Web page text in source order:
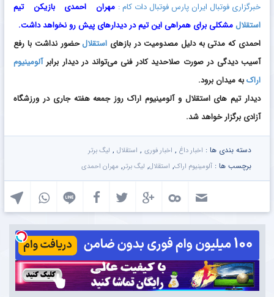
خبرگزاری فوتبال ایران پارس فوتبال دات کام : مهران احمدی بازیکن تیم
استقلال مشکلی برای همراهی این تیم در دیدارهای پیش رو نخواهد داشت.
احمدی که مدتی به دلیل مصدومیت در بازهای استقلالحضور نداشت با رفع
آسیب دیدگی در صورت صلاحدید کادر فنی می‌تواند در دیدار برابرآلومینیوم
اراکبه میدان برود.
دیدار تیم های استقلال و آلومینیوم اراک روز جمعه هفته جاری در ورزشگاه
آزادی برگزار خواهد شد.
دسته بندی ها : اخبار داغ , اخبار فوری , استقلال , لیگ برتر
برچسب ها : آلومینیوم اراک, استقلال, لیگ برتر, مهران احمدی